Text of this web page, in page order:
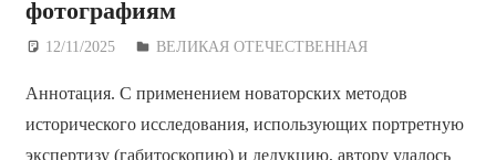
фотографиям
12/11/2025 Дежурный по Редакции
ВЕЛИКАЯ ОТЕЧЕСТВЕННАЯ
Аннотация. С применением новаторских методов
исторического исследования, использующих портретную
экспертизу (габитоскопию) и дедукцию, автору удалось